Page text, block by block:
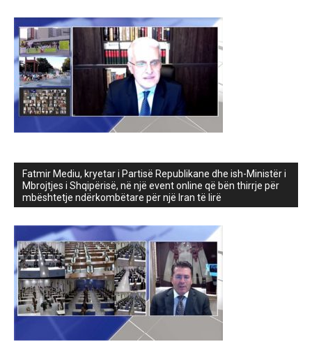
Fatmir Mediu, kryetar i Partisë Republikane dhe ish-Ministër i
Mbrojtjes i Shqipërisë, në një event online që bën thirrje për
mbështetje ndërkombëtare për një Iran të lirë